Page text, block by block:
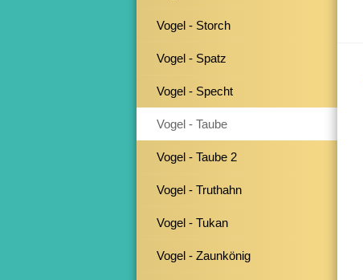
Vogel - Storch
Vogel - Spatz
Vogel - Specht
Vogel - Taube
Vogel - Taube 2
Vogel - Truthahn
Vogel - Tukan
Vogel - Zaunkönig